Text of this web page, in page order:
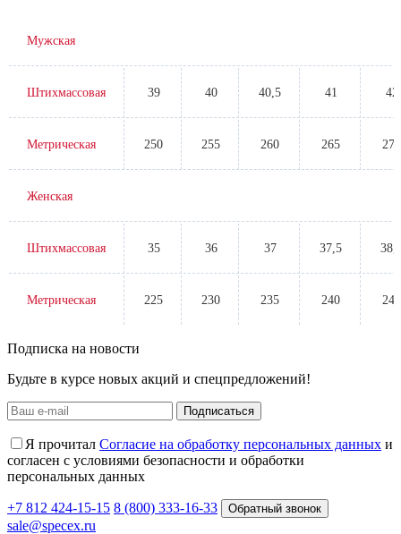
Мужская
Штихмассовая 39 40 40,5 41 42
Метрическая 250 255 260 265 270
Женская
Штихмассовая 35 36 37 37,5
Метрическая 225 230 235 240 245
Подписка на новости
Будьте в курсе новых акций и спецпредложений!
Подписаться
Я прочитал Согласие на обработку персональных данных и
согласен с условиями безопасности и обработки
персональных данных
+7 812 424-15-15 8 (800) 333-16-33 Обратный звонок
sale@specex.ru